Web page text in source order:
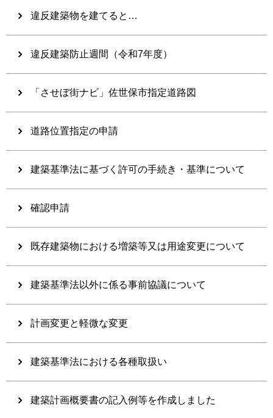
違反建築物を建てると…
違反建築防止週間（令和7年度）
「させぼ街ナビ」佐世保市指定道路図
道路位置指定の申請
建築基準法に基づく許可の手続き・基準について
確認申請
既存建築物における増築等又は用途変更について
建築基準法以外に係る事前協議について
計画変更と軽微な変更
建築基準法における各種取扱い
建築計画概要書の記入例等を作成しました